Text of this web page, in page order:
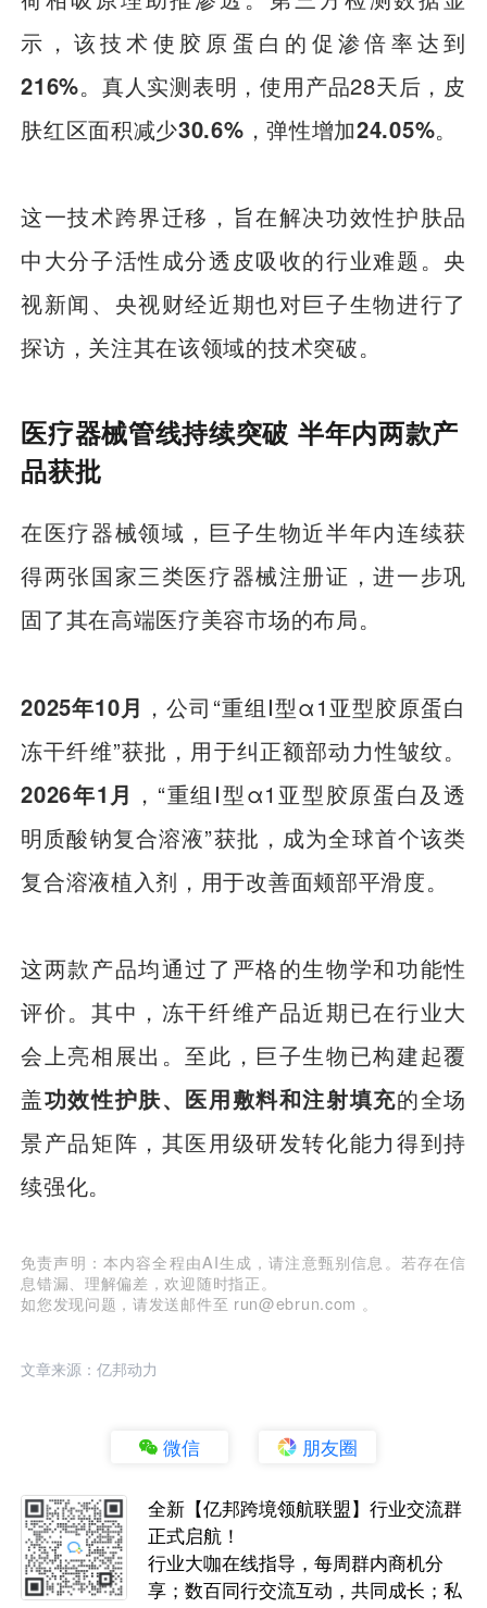
示，该技术使胶原蛋白的促渗倍率达到
216%。真人实测表明，使用产品28天后，皮
肤红区面积减少30.6% ，弹性增加24.05%。
这一技术跨界迁移，旨在解决功效性护肤品
中大分子活性成分透皮吸收的行业难题。央
视新闻、央视财经近期也对巨子生物进行了
探访，关注其在该领域的技术突破。
医疗器械管线持续突破 半年内两款产
品获批
在医疗器械领域，巨子生物近半年内连续获
得两张国家三类医疗器械注册证，进一步巩
固了其在高端医疗美容市场的布局。
2025年10月 ，公司“重组Ⅰ型α1亚型胶原蛋白
冻干纤维”获批，用于纠正额部动力性皱纹。
2026年1月 ，“重组Ⅰ型α1亚型胶原蛋白及透
明质酸钠复合溶液”获批，成为全球首个该类
复合溶液植入剂，用于改善面颊部平滑度。
这两款产品均通过了严格的生物学和功能性
评价。其中，冻干纤维产品近期已在行业大
会上亮相展出。至此，巨子生物已构建起覆
盖功效性护肤、医用敷料和注射填充的全场
景产品矩阵，其医用级研发转化能力得到持
续强化。
免责声明：本内容全程由AI生成，请注意甄别信息。若存在信
息错漏、理解偏差，欢迎随时指正。
如您发现问题，请发送邮件至 run@ebrun.com 。
文章来源：亿邦动力
微信 朋友圈
全新【亿邦跨境领航联盟】行业交流群
正式启航！
行业大咖在线指导，每周群内商机分
享；数百同行交流互动，共同成长；私